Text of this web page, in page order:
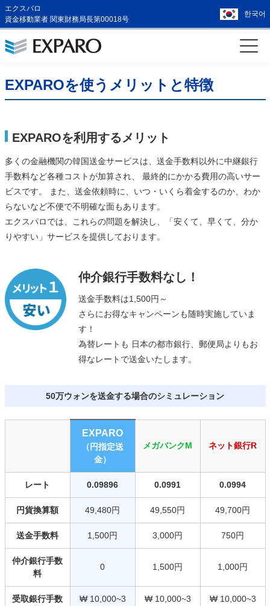
エクスパロ
資金移動業者 関東財務局長第00018号
한국어
EXPAROを使うメリットと特徴
EXPAROを利用するメリット
多くの金融機関の韓国送金サービスは、送金手数料以外に中継銀行
手数料など各種コストが加算され、 最終的にかかる費用の高いサー
ビスです。 また、送金依頼時に、いつ・いくら着金するのか、わか
らないなど不便で不明確な面もあります。
エクスパロでは、これらの問題を解決し、「安くて、早くて、分か
りやすい」サービスを提供しております。
仲介銀行手数料なし！
送金手数料は1,500円～
さらにお得なキャンペーンも随時実施していま
す！
為替レートも 日本の都市銀行、郵便局よりもお
得なレートで送金いたします。
50万ウォンを送金する場合のシミュレーション
EXPARO
（円指定送
金）
メガバンクM ネット銀行R
レート 0.09896 0.0991 0.0994
円貨換算額 49,480円 49,550円 49,700円
送金手数料 1,500円 3,000円 750円
仲介銀行手数
料
0 1,500円 1,000円
受取銀行手数
₩ 10,000~3
₩ 10,000~3
₩ 10,000~3